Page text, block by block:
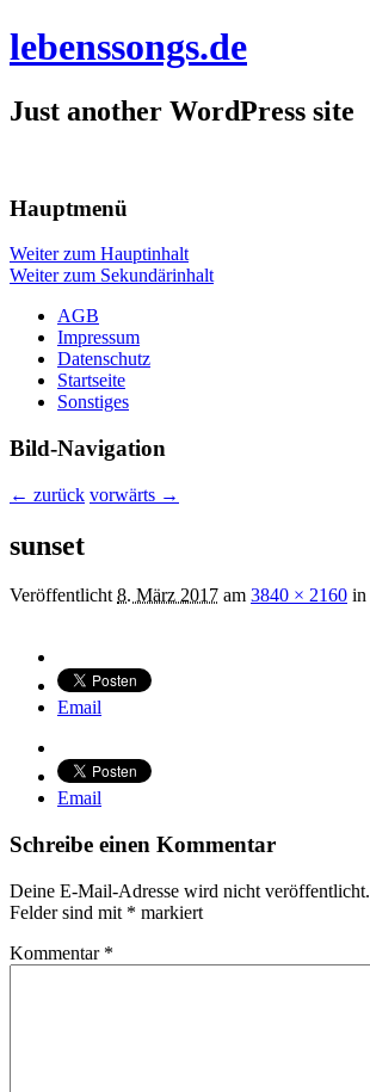
lebenssongs.de
Just another WordPress site
Hauptmenü
Weiter zum Hauptinhalt
Weiter zum Sekundärinhalt
AGB
Impressum
Datenschutz
Startseite
Sonstiges
Bild-Navigation
← zurück vorwärts →
sunset
Veröffentlicht8. März 2017 am 3840 × 2160 in
Email
Email
Schreibe einen Kommentar
Deine E-Mail-Adresse wird nicht veröffentlicht.
Felder sind mit * markiert
Kommentar *